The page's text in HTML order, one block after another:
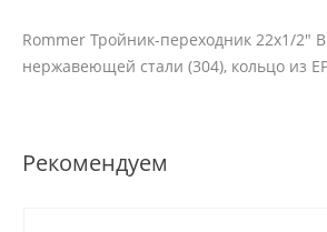
Rommer Тройник-переходник 22х1/2"
нержавеющей стали (304), кольцо из
Рекомендуем